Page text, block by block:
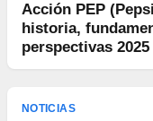
Acción PEP
historia,
perspectivas 2025
NOTICIAS